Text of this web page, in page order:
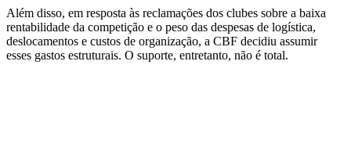
Além disso, em resposta às reclamações dos clubes sobre a baixa
rentabilidade da competição e o peso das despesas de logística,
deslocamentos e custos de organização, a CBF decidiu assumir
esses gastos estruturais. O suporte, entretanto, não é total.